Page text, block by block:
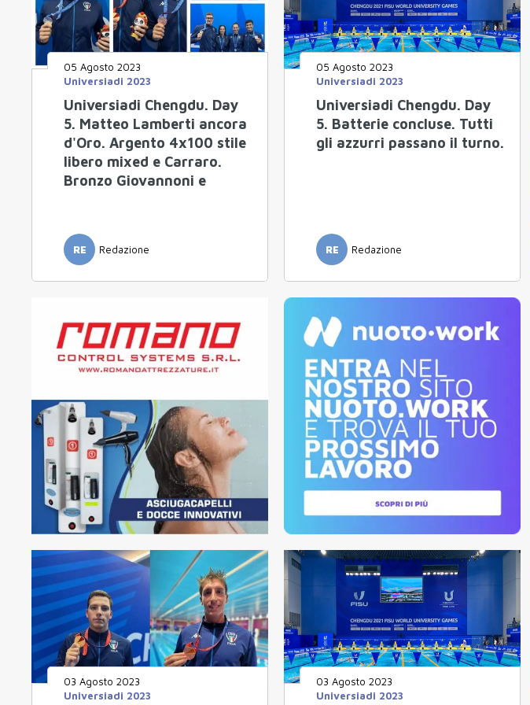
05 Agosto 2023
Universiadi 2023
Universiadi Chengdu. Day
5. Matteo Lamberti ancora
d'Oro. Argento 4x100 stile
libero mixed e Carraro.
Bronzo Giovannoni e
RE Redazione
05 Agosto 2023
Universiadi 2023
Universiadi Chengdu. Day
5. Batterie concluse. Tutti
gli azzurri passano il turno.
RE Redazione
03 Agosto 2023
Universiadi 2023
03 Agosto 2023
Universiadi 2023